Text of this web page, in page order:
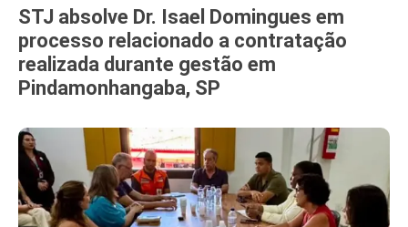
STJ absolve Dr. Isael Domingues em
processo relacionado a contratação
realizada durante gestão em
Pindamonhangaba, SP